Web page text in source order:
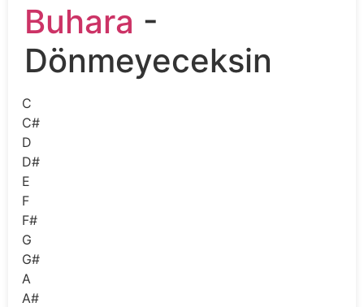
Buhara -
Dönmeyeceksin
C
C#
D
D#
E
F
F#
G
G#
A
A#